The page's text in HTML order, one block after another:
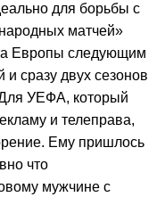
для борьбы с
матчей»
Европы следующим
и сразу двух сезонов
УЕФА, который
и телеправа,
Ему пришлось
что
мужчине с